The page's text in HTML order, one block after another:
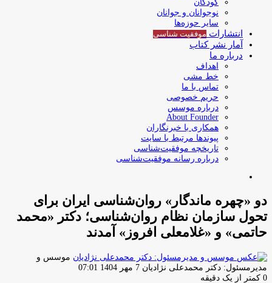
کودکان
نوجوانان و جوانان
سایر حوزه‌ها
انتشارات موفقیت‌ شناسی
آمار نشر کتاب
درباره ما
اهداف
خط مشی
تماس با ما
حریم خصوصی
درباره موسس
About Founder
همکاری با خبرنگاران
پیوندها مرتبط با سایت
تاریخچه موفقیت‌شناسی
درباره رسانه موفقیت‌شناسی
دو «چهره ماندگار» روان‌شناسی ایران برای
تحول سازمان نظام روان‌شناسی؛ دکتر «محمد
حاتمی» و «غلامعلی افروز» آمدند
موسس و
مدیرمسئول: دکتر محمدعلی نژادیان ارسال
7 مهر 1404 07:01
0 کمتر از یک دقیقه